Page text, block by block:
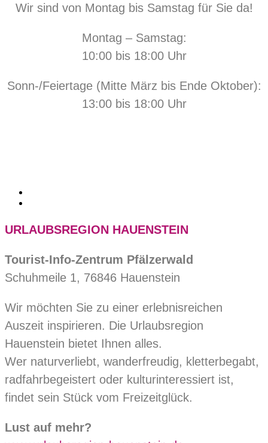
Wir sind von Montag bis Samstag für Sie da!
Montag – Samstag:
10:00 bis 18:00 Uhr
Sonn-/Feiertage (Mitte März bis Ende Oktober):
13:00 bis 18:00 Uhr
URLAUBSREGION HAUENSTEIN
Tourist-Info-Zentrum Pfälzerwald
Schuhmeile 1, 76846 Hauenstein
Wir möchten Sie zu einer erlebnisreichen
Auszeit inspirieren. Die Urlaubsregion
Hauenstein bietet Ihnen alles.
Wer naturverliebt, wanderfreudig, kletterbegabt,
radfahrbegeistert oder kulturinteressiert ist,
findet sein Stück vom Freizeitglück.
Lust auf mehr?